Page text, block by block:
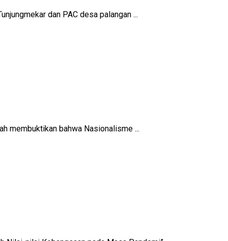
dan PAC desa palangan ...
membuktikan bahwa Nasionalisme ...